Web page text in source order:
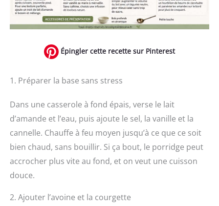
Épingler cette recette sur Pinterest
1. Préparer la base sans stress
Dans une casserole à fond épais, verse le lait
d’amande et l’eau, puis ajoute le sel, la vanille et la
cannelle. Chauffe à feu moyen jusqu’à ce que ce soit
bien chaud, sans bouillir. Si ça bout, le porridge peut
accrocher plus vite au fond, et on veut une cuisson
douce.
2. Ajouter l’avoine et la courgette